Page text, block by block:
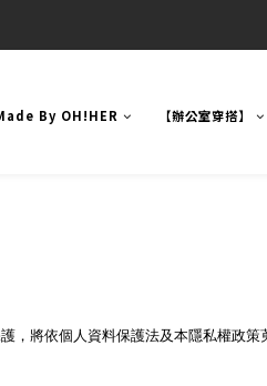
By OH!HER 【辦公室穿搭】
，將依個人資料保護法及本隱私權政策